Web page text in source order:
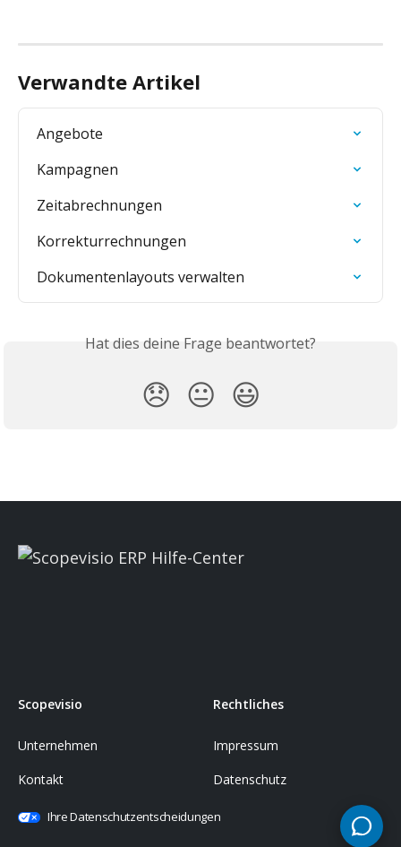
Verwandte Artikel
Angebote
Kampagnen
Zeitabrechnungen
Korrekturrechnungen
Dokumentenlayouts verwalten
Hat dies deine Frage beantwortet?
😞 😐 😃
Scopevisio
Unternehmen
Kontakt
Rechtliches
Impressum
Datenschutz
Ihre Datenschutzentscheidungen